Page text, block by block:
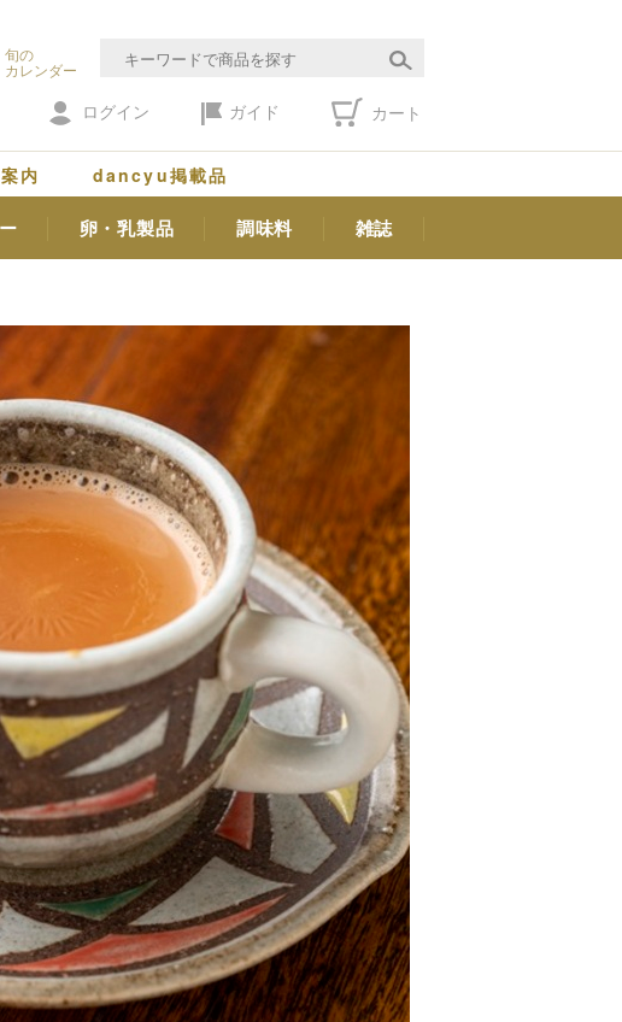
旬の
カレンダー
ログイン ガイド カート
内 dancyu掲載品
卵・乳製品 調味料 雑誌